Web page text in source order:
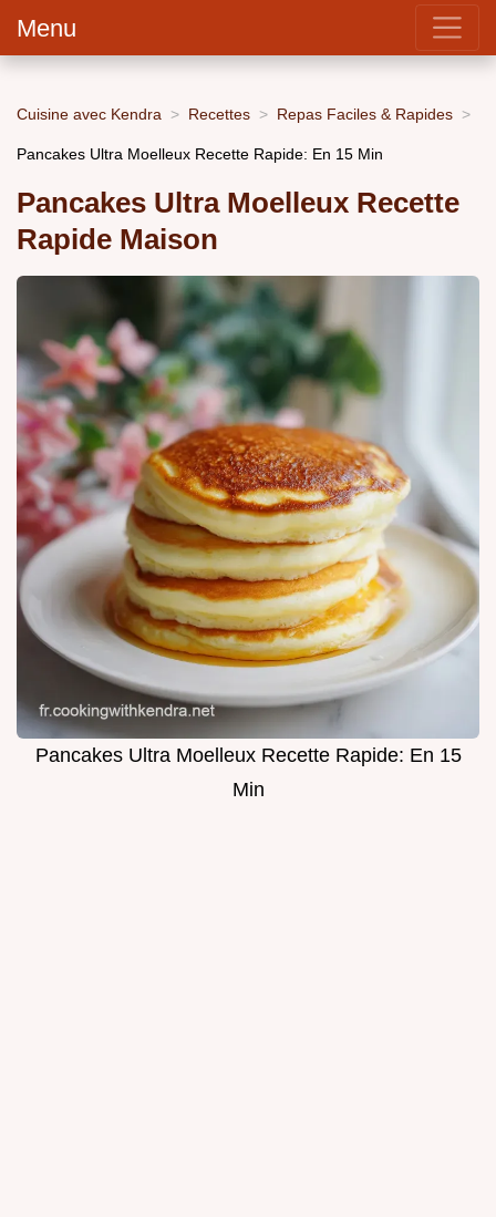
Menu
Cuisine avec Kendra Recettes Repas Faciles & Rapides
Pancakes Ultra Moelleux Recette Rapide: En 15 Min
Pancakes Ultra Moelleux Recette
Rapide Maison
Pancakes Ultra Moelleux Recette Rapide: En 15
Min